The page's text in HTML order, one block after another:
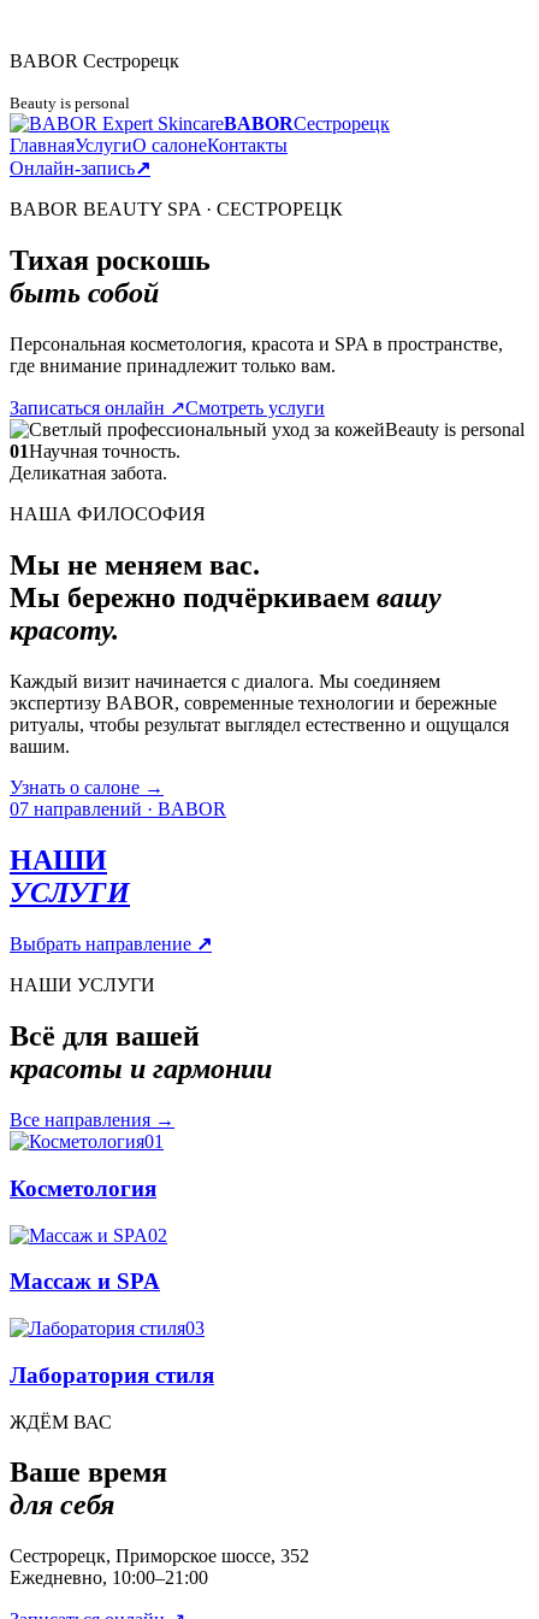
BABOR Сестрорецк
Beauty is personal
BABORСестрорецк
ГлавнаяУслугиО салонеКонтакты
Онлайн-запись↗
BABOR BEAUTY SPA · СЕСТРОРЕЦК
Тихая роскошь
быть собой
Персональная косметология, красота и SPA в пространстве,
где внимание принадлежит только вам.
Записаться онлайн ↗Смотреть услуги
Beauty is personal
01Научная точность.
Деликатная забота.
НАША ФИЛОСОФИЯ
Мы не меняем вас.
Мы бережно подчёркиваем вашу
красоту.
Каждый визит начинается с диалога. Мы соединяем
экспертизу BABOR, современные технологии и бережные
ритуалы, чтобы результат выглядел естественно и ощущался
вашим.
Узнать о салоне →
07 направлений · BABOR
НАШИ
УСЛУГИ
Выбрать направление ↗
НАШИ УСЛУГИ
Всё для вашей
красоты и гармонии
Все направления →
01
Косметология
02
Массаж и SPA
03
Лаборатория стиля
ЖДЁМ ВАС
Ваше время
для себя
Сестрорецк, Приморское шоссе, 352
Ежедневно, 10:00–21:00